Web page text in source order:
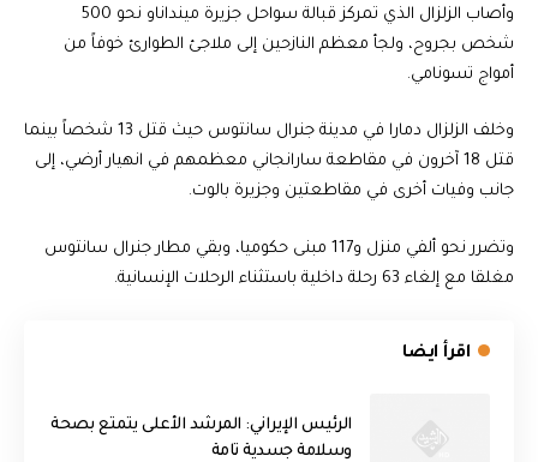
وأصاب الزلزال الذي تمركز قبالة سواحل جزيرة مينداناو نحو 500
شخص بجروح، ولجأ معظم النازحين إلى ملاجئ الطوارئ خوفاً من
أمواج تسونامي.
وخلف الزلزال دمارا في مدينة جنرال سانتوس حيث قتل 13 شخصاً بينما
قتل 18 آخرون في مقاطعة سارانجاني معظمهم في انهيار أرضي، إلى
جانب وفيات أخرى في مقاطعتين وجزيرة بالوت.
وتضرر نحو ألفي منزل و117 مبنى حكوميا، وبقي مطار جنرال سانتوس
مغلقا مع إلغاء 63 رحلة داخلية باستثناء الرحلات الإنسانية.
اقرأ ايضا
الرئيس الإيراني: المرشد الأعلى يتمتع بصحة
وسلامة جسدية تامة